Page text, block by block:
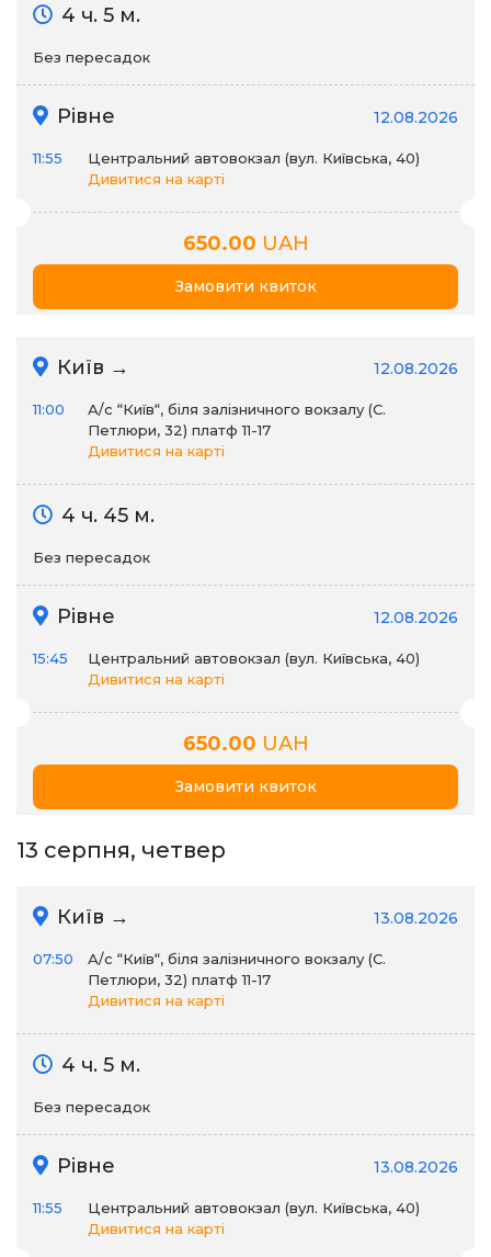
4 ч. 5 м.
Без пересадок
Рівне 12.08.2026
11:55
Центральний автовокзал (вул. Київська, 40)
Дивитися на карті
650.00 UAH
Замовити квиток
Київ → 12.08.2026
11:00
А/c “Київ“, біля залізничного вокзалу (С.
Петлюри, 32) платф 11-17
Дивитися на карті
4 ч. 45 м.
Без пересадок
Рівне 12.08.2026
15:45
Центральний автовокзал (вул. Київська, 40)
Дивитися на карті
650.00 UAH
Замовити квиток
13 серпня, четвер
Київ → 13.08.2026
07:50
А/c “Київ“, біля залізничного вокзалу (С.
Петлюри, 32) платф 11-17
Дивитися на карті
4 ч. 5 м.
Без пересадок
Рівне 13.08.2026
11:55
Центральний автовокзал (вул. Київська, 40)
Дивитися на карті